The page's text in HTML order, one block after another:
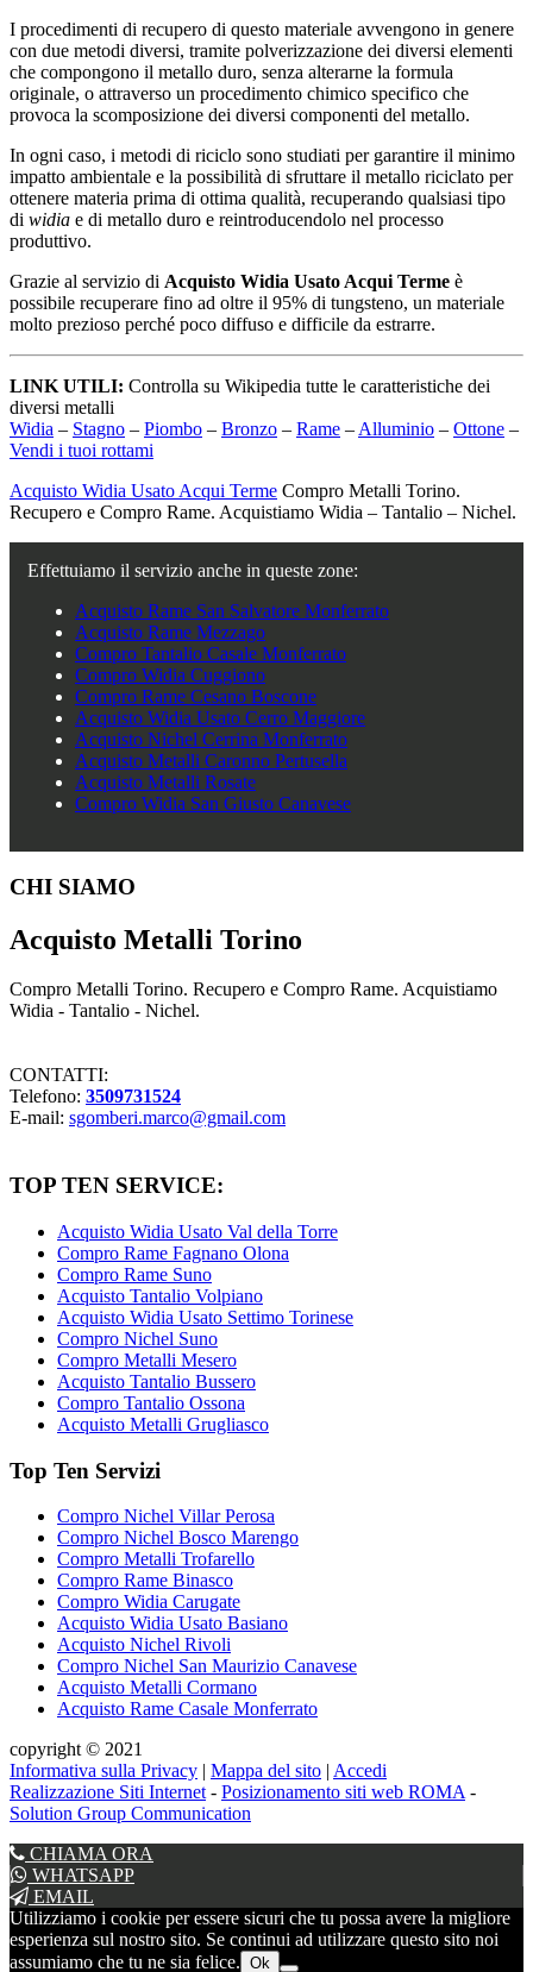
I procedimenti di recupero di questo materiale avvengono in genere
con due metodi diversi, tramite polverizzazione dei diversi elementi
che compongono il metallo duro, senza alterarne la formula
originale, o attraverso un procedimento chimico specifico che
provoca la scomposizione dei diversi componenti del metallo.
In ogni caso, i metodi di riciclo sono studiati per garantire il minimo
impatto ambientale e la possibilità di sfruttare il metallo riciclato per
ottenere materia prima di ottima qualità, recuperando qualsiasi tipo
di widia e di metallo duro e reintroducendolo nel processo
produttivo.
Grazie al servizio di Acquisto Widia Usato Acqui Terme è
possibile recuperare fino ad oltre il 95% di tungsteno, un materiale
molto prezioso perché poco diffuso e difficile da estrarre.
LINK UTILI: Controlla su Wikipedia tutte le caratteristiche dei
diversi metalli
Widia – Stagno – Piombo – Bronzo – Rame – Alluminio – Ottone –
Vendi i tuoi rottami
Acquisto Widia Usato Acqui Terme Compro Metalli Torino.
Recupero e Compro Rame. Acquistiamo Widia – Tantalio – Nichel.
Effettuiamo il servizio anche in queste zone:
Acquisto Rame San Salvatore Monferrato
Acquisto Rame Mezzago
Compro Tantalio Casale Monferrato
Compro Widia Cuggiono
Compro Rame Cesano Boscone
Acquisto Widia Usato Cerro Maggiore
Acquisto Nichel Cerrina Monferrato
Acquisto Metalli Caronno Pertusella
Acquisto Metalli Rosate
Compro Widia San Giusto Canavese
Footer
CHI SIAMO
Acquisto Metalli Torino
Compro Metalli Torino. Recupero e Compro Rame. Acquistiamo
Widia - Tantalio - Nichel.
CONTATTI:
Telefono: 3509731524
E-mail: sgomberi.marco@gmail.com
TOP TEN SERVICE:
Acquisto Widia Usato Val della Torre
Compro Rame Fagnano Olona
Compro Rame Suno
Acquisto Tantalio Volpiano
Acquisto Widia Usato Settimo Torinese
Compro Nichel Suno
Compro Metalli Mesero
Acquisto Tantalio Bussero
Compro Tantalio Ossona
Acquisto Metalli Grugliasco
Top Ten Servizi
Compro Nichel Villar Perosa
Compro Nichel Bosco Marengo
Compro Metalli Trofarello
Compro Rame Binasco
Compro Widia Carugate
Acquisto Widia Usato Basiano
Acquisto Nichel Rivoli
Compro Nichel San Maurizio Canavese
Acquisto Metalli Cormano
Acquisto Rame Casale Monferrato
copyright © 2021
Informativa sulla Privacy | Mappa del sito | Accedi
Realizzazione Siti Internet - Posizionamento siti web ROMA -
Solution Group Communication
CHIAMA ORA
WHATSAPP
EMAIL
Utilizziamo i cookie per essere sicuri che tu possa avere la migliore
esperienza sul nostro sito. Se continui ad utilizzare questo sito noi
assumiamo che tu ne sia felice. Ok